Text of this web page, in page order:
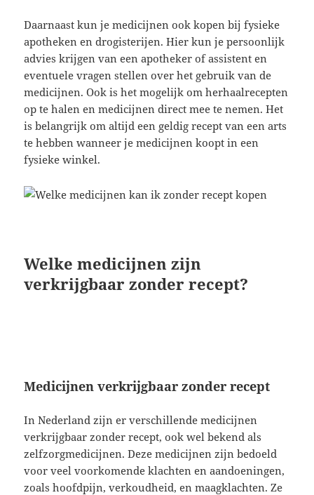
Daarnaast kun je medicijnen ook kopen bij fysieke
apotheken en drogisterijen. Hier kun je persoonlijk
advies krijgen van een apotheker of assistent en
eventuele vragen stellen over het gebruik van de
medicijnen. Ook is het mogelijk om herhaalrecepten
op te halen en medicijnen direct mee te nemen. Het
is belangrijk om altijd een geldig recept van een arts
te hebben wanneer je medicijnen koopt in een
fysieke winkel.
Welke medicijnen zijn
verkrijgbaar zonder recept?
Medicijnen verkrijgbaar zonder recept
In Nederland zijn er verschillende medicijnen
verkrijgbaar zonder recept, ook wel bekend als
zelfzorgmedicijnen. Deze medicijnen zijn bedoeld
voor veel voorkomende klachten en aandoeningen,
zoals hoofdpijn, verkoudheid, en maagklachten. Ze